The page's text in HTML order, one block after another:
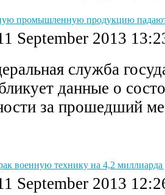
промышленную продукцию
September 2013
служба
данные о
за прошедший
военную технику на 4,2 миллиарда
September 2013